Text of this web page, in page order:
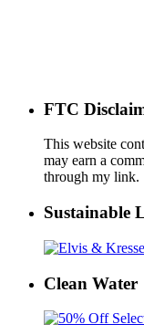
FTC
This website
may earn a
through my link.
Sustainable
Clean Water